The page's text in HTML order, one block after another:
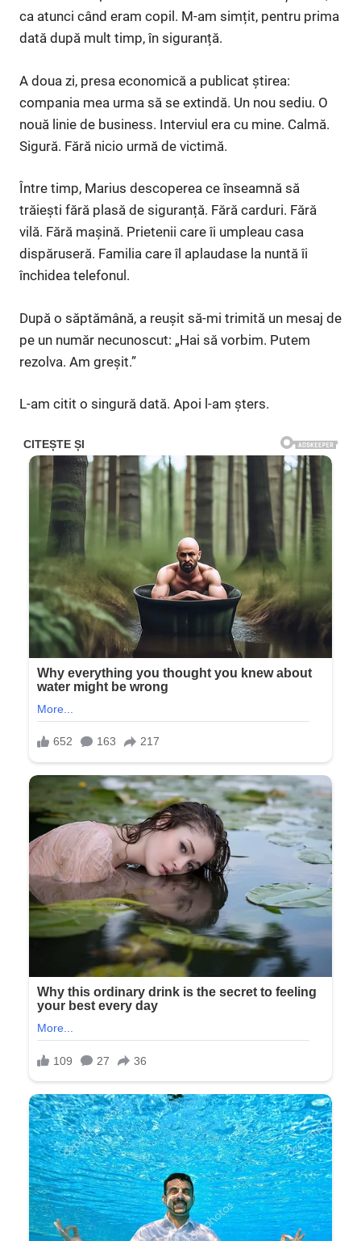
ca atunci când eram copil. M-am simțit, pentru prima
dată după mult timp, în siguranță.
A doua zi, presa economică a publicat știrea:
compania mea urma să se extindă. Un nou sediu. O
nouă linie de business. Interviul era cu mine. Calmă.
Sigură. Fără nicio urmă de victimă.
Între timp, Marius descoperea ce înseamnă să
trăiești fără plasă de siguranță. Fără carduri. Fără
vilă. Fără mașină. Prietenii care îi umpleau casa
dispăruseră. Familia care îl aplaudase la nuntă îi
închidea telefonul.
După o săptămână, a reușit să-mi trimită un mesaj de
pe un număr necunoscut: „Hai să vorbim. Putem
rezolva. Am greșit.”
L-am citit o singură dată. Apoi l-am șters.